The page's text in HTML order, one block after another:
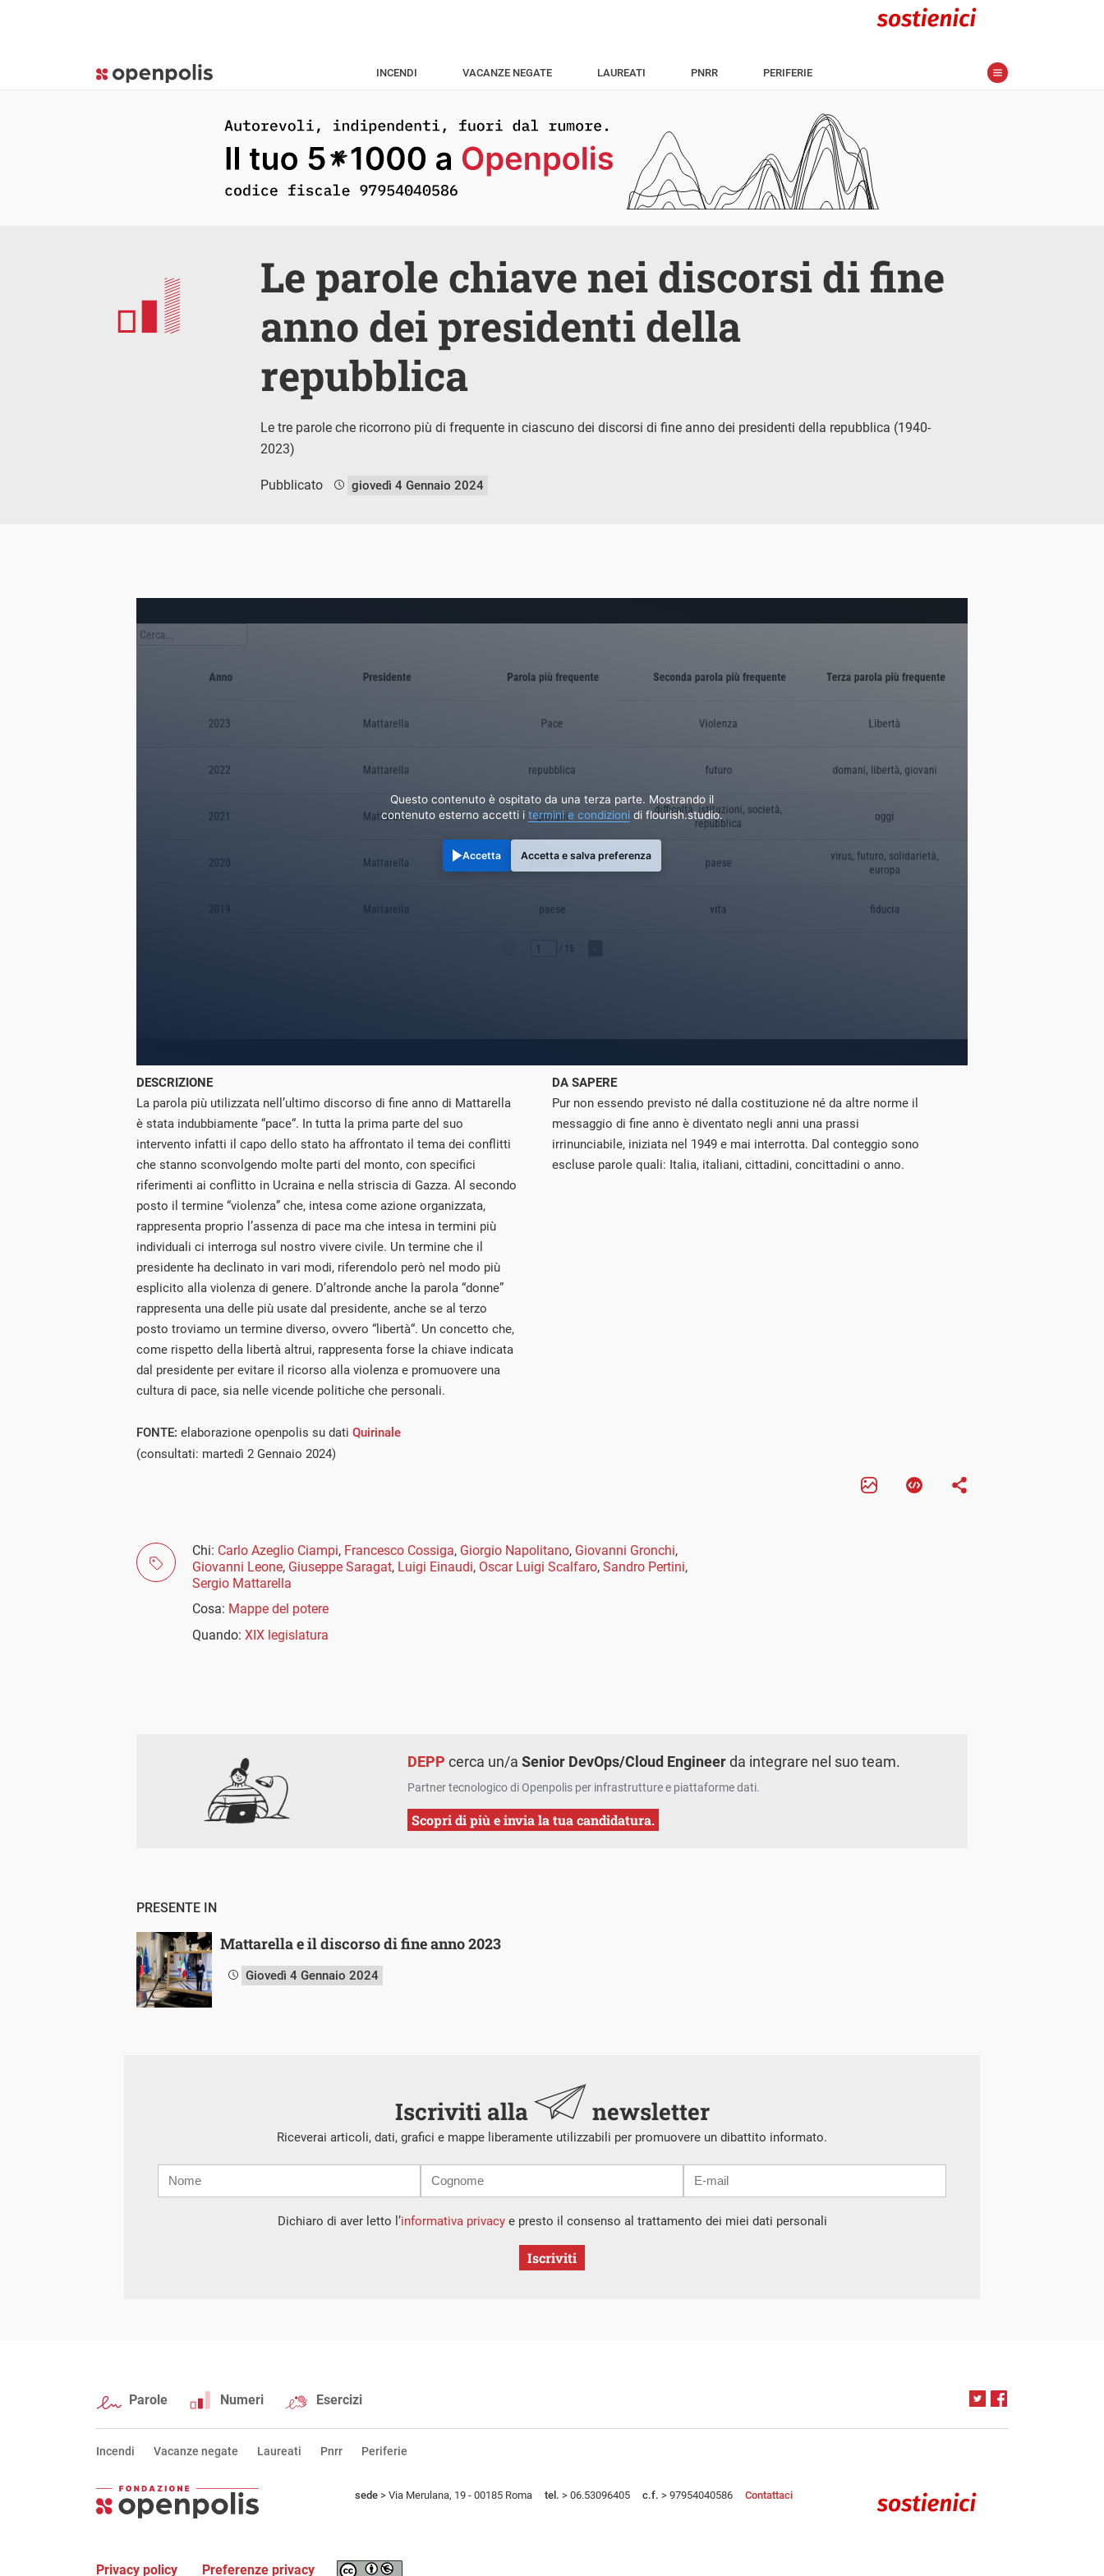
INCENDI VACANZE NEGATE LAUREATI PNRR PERIFERIE
Le parole chiave nei discorsi di fine
anno dei presidenti della
repubblica
Le tre parole che ricorrono più di frequente in ciascuno dei discorsi di fine anno dei presidenti della repubblica (1940-
2023)
Pubblicato giovedì 4 Gennaio 2024
Questo contenuto è ospitato da una terza parte. Mostrando il
contenuto esterno accetti i termini e condizioni di flourish.studio.
Accetta Accetta e salva preferenza
DESCRIZIONE
La parola più utilizzata nell’ultimo discorso di fine anno di Mattarella
è stata indubbiamente “pace“. In tutta la prima parte del suo
intervento infatti il capo dello stato ha affrontato il tema dei conflitti
che stanno sconvolgendo molte parti del monto, con specifici
riferimenti ai conflitto in Ucraina e nella striscia di Gazza. Al secondo
posto il termine “violenza” che, intesa come azione organizzata,
rappresenta proprio l’assenza di pace ma che intesa in termini più
individuali ci interroga sul nostro vivere civile. Un termine che il
presidente ha declinato in vari modi, riferendolo però nel modo più
esplicito alla violenza di genere. D’altronde anche la parola “donne”
rappresenta una delle più usate dal presidente, anche se al terzo
posto troviamo un termine diverso, ovvero “libertà“. Un concetto che,
come rispetto della libertà altrui, rappresenta forse la chiave indicata
dal presidente per evitare il ricorso alla violenza e promuovere una
cultura di pace, sia nelle vicende politiche che personali.
DA SAPERE
Pur non essendo previsto né dalla costituzione né da altre norme il
messaggio di fine anno è diventato negli anni una prassi
irrinunciabile, iniziata nel 1949 e mai interrotta. Dal conteggio sono
escluse parole quali: Italia, italiani, cittadini, concittadini o anno.
FONTE: elaborazione openpolis su dati Quirinale
(consultati: martedì 2 Gennaio 2024)
Chi: Carlo Azeglio Ciampi, Francesco Cossiga, Giorgio Napolitano, Giovanni Gronchi,
Giovanni Leone, Giuseppe Saragat, Luigi Einaudi, Oscar Luigi Scalfaro, Sandro Pertini,
Sergio Mattarella
Cosa: Mappe del potere
Quando: XIX legislatura
DEPP cerca un/aSenior DevOps/Cloud Engineerda integrare nel suo team.
Partner tecnologico di Openpolis per infrastrutture e piattaforme dati.
Scopri di più e invia la tua candidatura.
PRESENTE IN
Mattarella e il discorso di fine anno 2023
Giovedì 4 Gennaio 2024
Iscriviti alla newsletter
Riceverai articoli, dati, grafici e mappe liberamente utilizzabili per promuovere un dibattito informato.
mail
Dichiaro di aver letto l’informativa privacye presto il consenso al trattamento dei miei dati personali
Iscriviti
Parole Numeri Esercizi
Incendi Vacanze negate Laureati Pnrr Periferie
sede > Via Merulana, 19 - 00185 Roma tel. > 06.53096405 c.f. > 97954040586 Contattaci
Privacy policy Preferenze privacy